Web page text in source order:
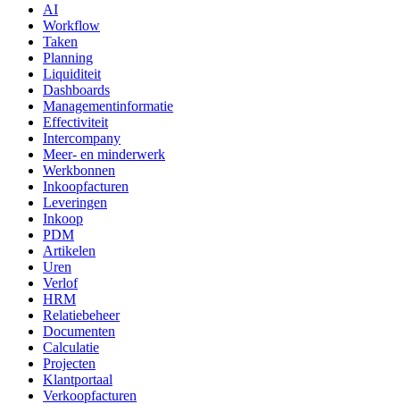
AI
Workflow
Taken
Planning
Liquiditeit
Dashboards
Managementinformatie
Effectiviteit
Intercompany
Meer- en minderwerk
Werkbonnen
Inkoopfacturen
Leveringen
Inkoop
PDM
Artikelen
Uren
Verlof
HRM
Relatiebeheer
Documenten
Calculatie
Projecten
Klantportaal
Verkoopfacturen